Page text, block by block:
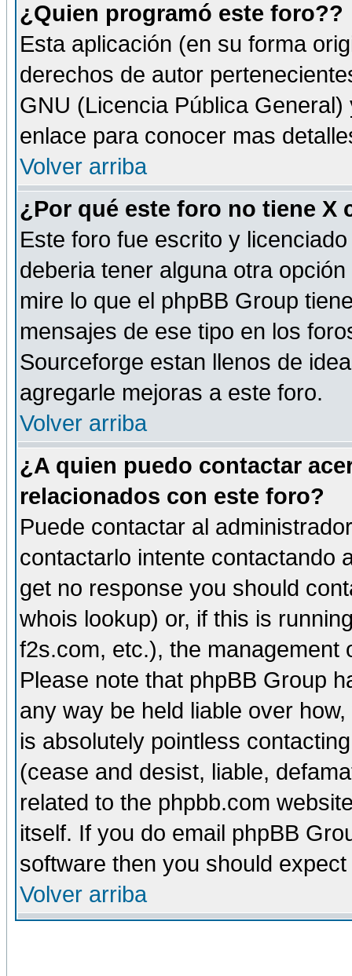
¿Quien programó este foro??
Esta aplicación (en su forma
derechos de autor
GNU (Licencia Pública
enlace para conocer mas
Volver arriba
¿Por qué este foro no tiene X
Este foro fue escrito y
deberia tener alguna otra
mire lo que el phpBB Group
mensajes de ese tipo en los
Sourceforge estan llenos de
agregarle mejoras a este foro.
Volver arriba
¿A quien puedo contactar
relacionados con este foro?
Puede contactar al
contactarlo intente contactando
get no response you should
whois lookup) or, if this is
f2s.com, etc.), the management
Please note that phpBB Group
any way be held liable over
is absolutely pointless
(cease and desist, liable,
related to the phpbb.com
itself. If you do email phpBB
software then you should
Volver arriba